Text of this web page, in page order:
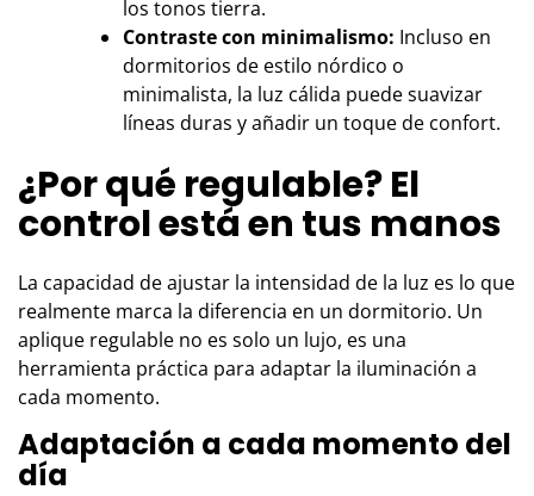
los tonos tierra.
Contraste con minimalismo: Incluso en
dormitorios de estilo nórdico o
minimalista, la luz cálida puede suavizar
líneas duras y añadir un toque de confort.
¿Por qué regulable? El
control está en tus manos
La capacidad de ajustar la intensidad de la luz es lo que
realmente marca la diferencia en un dormitorio. Un
aplique regulable no es solo un lujo, es una
herramienta práctica para adaptar la iluminación a
cada momento.
Adaptación a cada momento del
día